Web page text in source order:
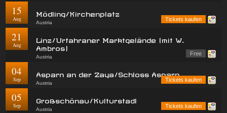
15
Aug
Mödling/Kirchenplatz
Austria
Tickets kaufen
21
Aug
Linz/Urfahraner Marktgelände (mit W.
Ambros)
Austria
Free
04
Sep
Asparn an der Zaya/Schloss Asparn
Austria
Tickets kaufen
05
Sep
Großschönau/Kulturstadl
Austria
Tickets kaufen